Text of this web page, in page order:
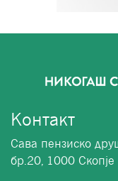
Контакт
Сава пензиско
бр.20, 1000 Скопје